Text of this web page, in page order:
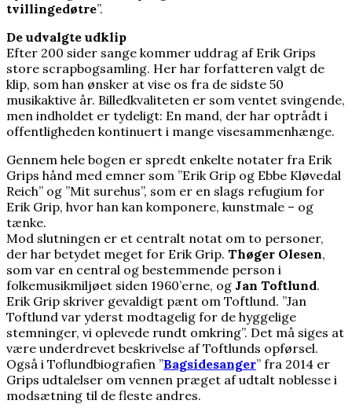
tvillingedøtre”.
De udvalgte udklip
Efter 200 sider sange kommer uddrag af Erik Grips
store scrapbogsamling. Her har forfatteren valgt de
klip, som han ønsker at vise os fra de sidste 50
musikaktive år. Billedkvaliteten er som ventet svingende,
men indholdet er tydeligt: En mand, der har optrådt i
offentligheden kontinuert i mange visesammenhænge.
Gennem hele bogen er spredt enkelte notater fra Erik
Grips hånd med emner som ”Erik Grip og Ebbe Kløvedal
Reich” og ”Mit surehus”, som er en slags refugium for
Erik Grip, hvor han kan komponere, kunstmale – og
tænke.
Mod slutningen er et centralt notat om to personer,
der har betydet meget for Erik Grip. Thøger Olesen,
som var en central og bestemmende person i
folkemusikmiljøet siden 1960’erne, og Jan Toftlund.
Erik Grip skriver gevaldigt pænt om Toftlund. ”Jan
Toftlund var yderst modtagelig for de hyggelige
stemninger, vi oplevede rundt omkring”. Det må siges at
være underdrevet beskrivelse af Toftlunds opførsel.
Også i Toflundbiografien ”Bagsidesanger” fra 2014 er
Grips udtalelser om vennen præget af udtalt noblesse i
modsætning til de fleste andres.